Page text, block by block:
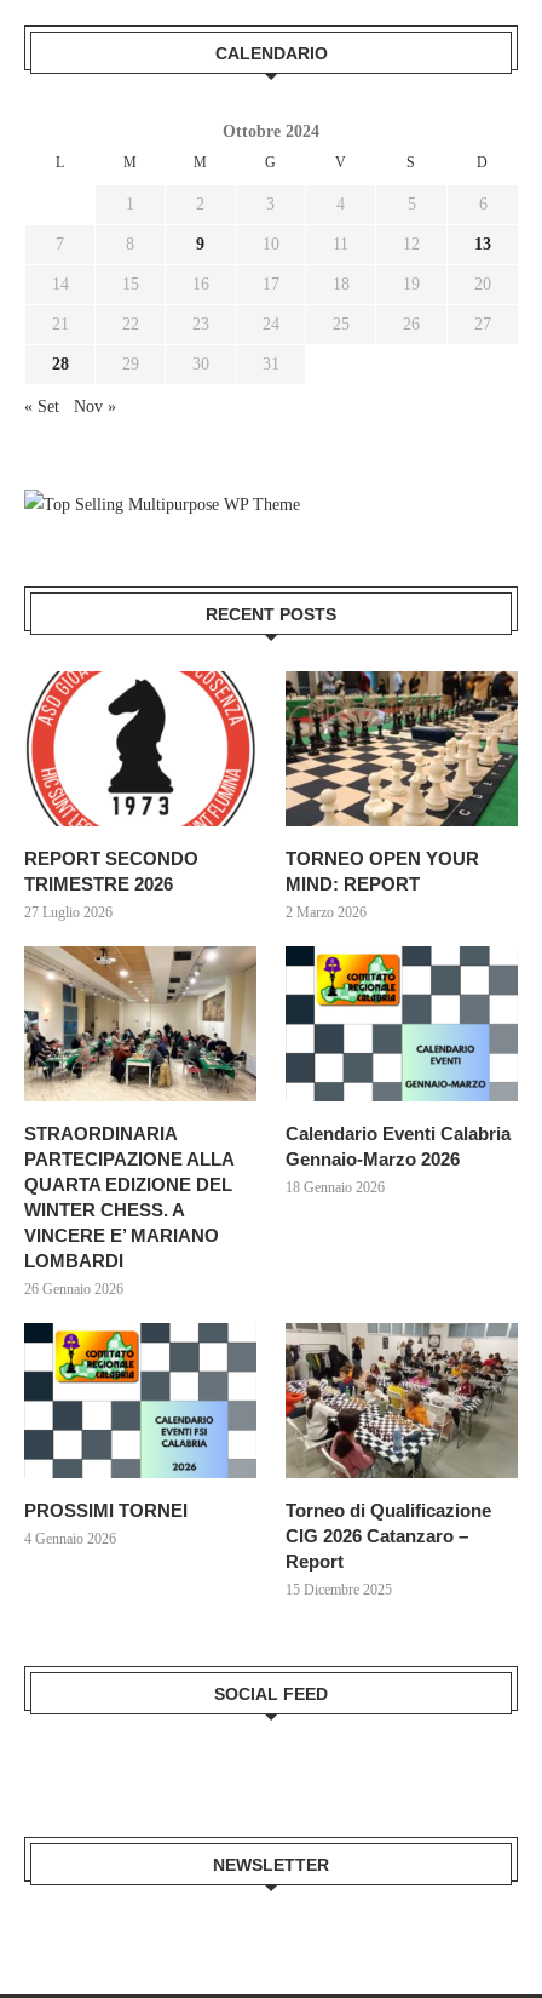
CALENDARIO
Ottobre 2024
L M M G V S D
1 2 3 4 5 6
7 8 9 10 11 12 13
14 15 16 17 18 19 20
21 22 23 24 25 26 27
28 29 30 31
« Set Nov »
RECENT POSTS
REPORT SECONDO
TRIMESTRE 2026
27 Luglio 2026
TORNEO OPEN YOUR
MIND: REPORT
2 Marzo 2026
STRAORDINARIA
PARTECIPAZIONE ALLA
QUARTA EDIZIONE DEL
WINTER CHESS. A
VINCERE E’ MARIANO
LOMBARDI
26 Gennaio 2026
Calendario Eventi Calabria
Gennaio-Marzo 2026
18 Gennaio 2026
PROSSIMI TORNEI
4 Gennaio 2026
Torneo di Qualificazione
CIG 2026 Catanzaro –
Report
15 Dicembre 2025
SOCIAL FEED
NEWSLETTER